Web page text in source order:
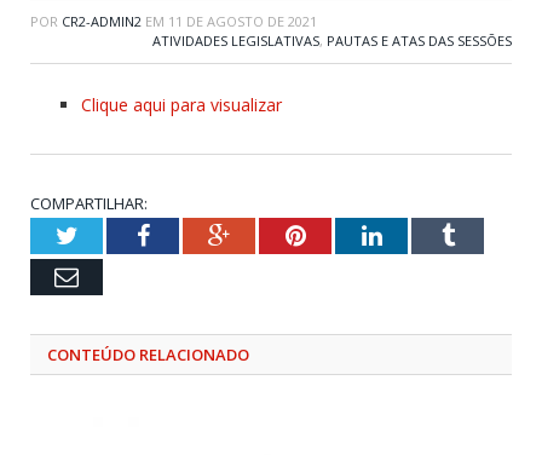
POR CR2-ADMIN2 EM 11 DE AGOSTO DE 2021
ATIVIDADES LEGISLATIVAS, PAUTAS E ATAS DAS SESSÕES
Clique aqui para visualizar
COMPARTILHAR:
TwitterFacebookGoogle+PinterestLinkedInTumblr
Email
CONTEÚDO RELACIONADO